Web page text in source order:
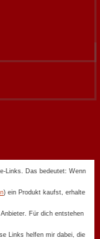
Links. Das bedeutet: Wenn
) ein Produkt kaufst, erhalte
Für dich entstehen
Links helfen mir dabei, die